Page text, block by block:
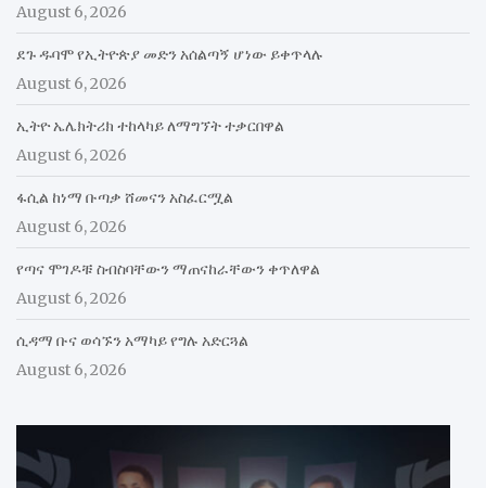
August 6, 2026
ደጉ ዱባሞ የኢትዮጵያ መድን አሰልጣኝ ሆነው ይቀጥላሉ
August 6, 2026
ኢትዮ ኤሌክትሪክ ተከላካይ ለማግኘት ተቃርበዋል
August 6, 2026
ፋሲል ከነማ ቡጣቃ ሸመናን አስፈርሟል
August 6, 2026
የጣና ሞገዶቹ ስብስባቸውን ማጠናከራቸውን ቀጥለዋል
August 6, 2026
ሲዳማ ቡና ወሳኙን አማካይ የግሉ አድርጓል
August 6, 2026